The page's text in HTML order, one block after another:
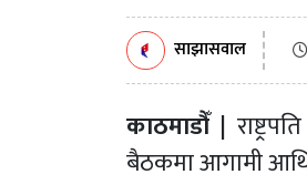
साझासवाल
काठमाडौँ |
बैठकमा आगामी